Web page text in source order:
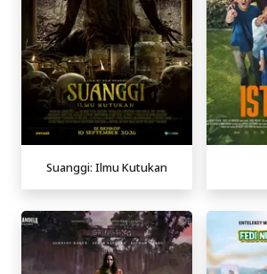
Suanggi: Ilmu Kutukan